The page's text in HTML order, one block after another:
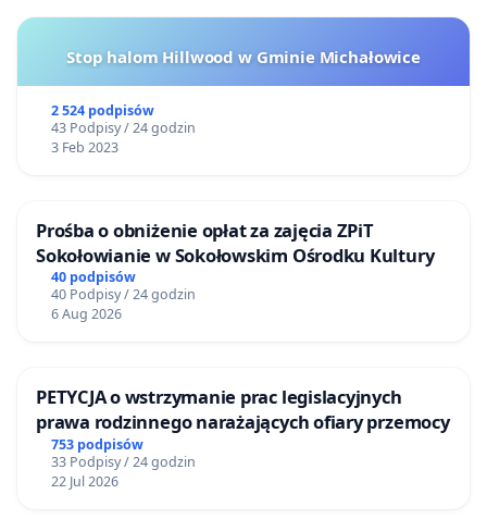
Stop halom Hillwood w Gminie Michałowice
2 524 podpisów
43 Podpisy / 24 godzin
3 Feb 2023
Prośba o obniżenie opłat za zajęcia ZPiT
Sokołowianie w Sokołowskim Ośrodku Kultury
40 podpisów
40 Podpisy / 24 godzin
6 Aug 2026
PETYCJA o wstrzymanie prac legislacyjnych
prawa rodzinnego narażających ofiary przemocy
753 podpisów
33 Podpisy / 24 godzin
22 Jul 2026